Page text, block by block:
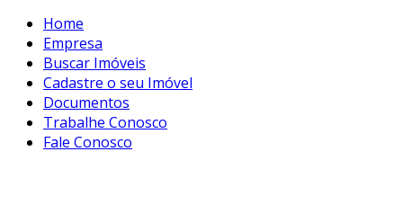
Home
Empresa
Buscar Imóveis
Cadastre o seu Imóvel
Documentos
Trabalhe Conosco
Fale Conosco